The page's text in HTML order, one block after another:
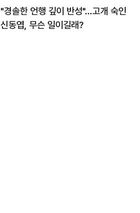
"경솔한 언행 깊이 반성"…고개 숙인
신동엽, 무슨 일이길래?